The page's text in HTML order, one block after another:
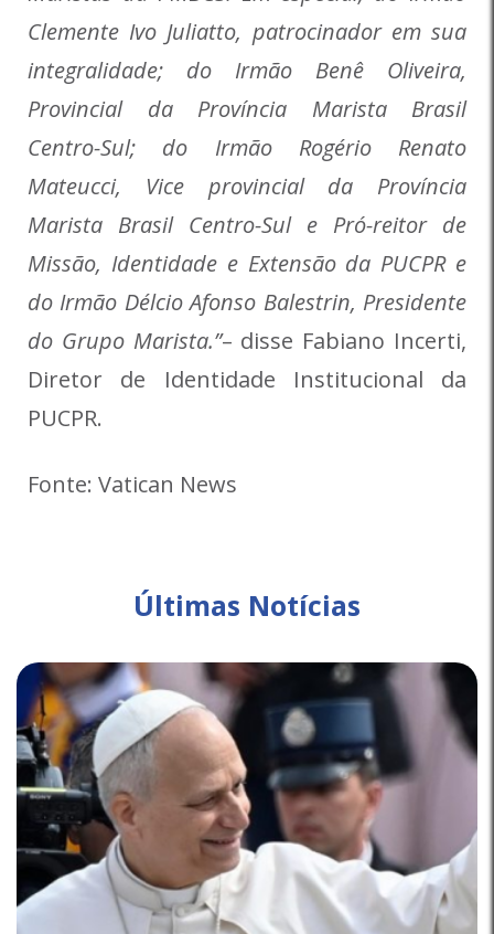
Clemente Ivo Juliatto, patrocinador em sua
integralidade; do Irmão Benê Oliveira,
Provincial da Província Marista Brasil
Centro-Sul; do Irmão Rogério Renato
Mateucci, Vice provincial da Província
Marista Brasil Centro-Sul e Pró-reitor de
Missão, Identidade e Extensão da PUCPR e
do Irmão Délcio Afonso Balestrin, Presidente
do Grupo Marista.”– disse Fabiano Incerti,
Diretor de Identidade Institucional da
PUCPR.
Fonte: Vatican News
Últimas Notícias